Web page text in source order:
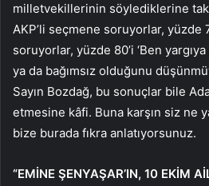
milletvekillerinin söylediklerine
AKP’li seçmene soruyorlar, yüzde
soruyorlar, yüzde 80’i ‘Ben
ya da bağımsız olduğunu
Sayın Bozdağ, bu sonuçlar bile
etmesine kâfi. Buna karşın siz ne
bize burada fıkra anlatıyorsunuz.
“EMİNE ŞENYAŞAR’IN, 10 EKİM